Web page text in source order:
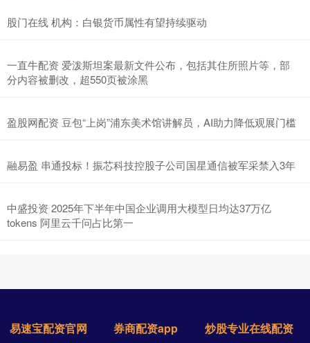
股门在线 机构：白银货币属性有望持续驱动
一直牛配资 爱泼斯坦案最新文件公布，包括其住所照片等，部
分内容被删改，超550页被涂黑
盈股网配资 豆包“上岗”浦东美术馆讲解员，AI助力降低观展门槛
融易盈 串通投标！振芯科技控股子公司国星通信被军采禁入3年
中盛投资 2025年下半年中国企业调用大模型日均达37万亿
tokens 阿里云千问占比第一
易速宝配资官网 券商配资app 炒股专业在线配资